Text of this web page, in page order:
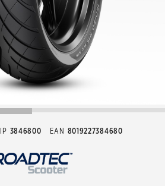
IP 3846800 EAN 8019227384680